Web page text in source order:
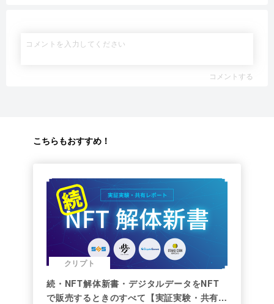
コメントする
こちらもおすすめ！
クリプト
続・NFT解体新書・デジタルデータをNFT
で販売するときのすべて【実証実験・共有レ